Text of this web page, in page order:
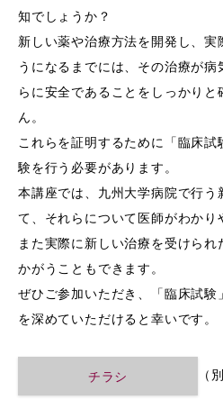
知でしょうか？
新しい薬や治療方法を開発し、実
うになるまでには、その治療が病
らに安全であることをしっかり
ん。
これらを証明するために「臨床
験を行う必要があります。
本講座では、九州大学病院で行う
て、それらについて医師がわかり
また実際に新しい治療を受けられ
かがうこともできます。
ぜひご参加いただき、「臨床試
を深めていただけると幸いです。
チラシ （